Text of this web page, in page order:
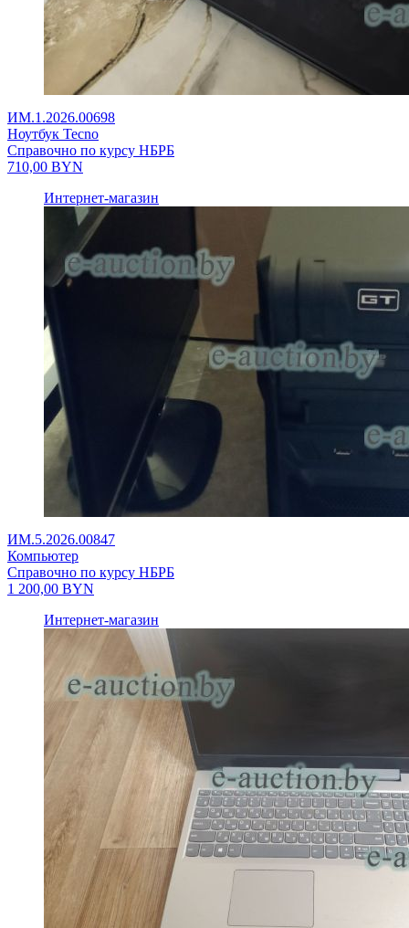
ИМ.1.2026.00698
Ноутбук Tecno
Справочно по курсу НБРБ
710,00 BYN
Интернет-магазин
ИМ.5.2026.00847
Компьютер
Справочно по курсу НБРБ
1 200,00 BYN
Интернет-магазин